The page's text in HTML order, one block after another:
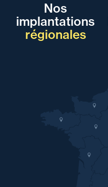
Nos
implantations
régionales